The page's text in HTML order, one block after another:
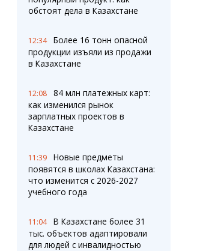
обстоят дела в Казахстане
12:34
Более 16 тонн опасной
продукции изъяли из продажи
в Казахстане
12:08
84 млн платежных карт:
как изменился рынок
зарплатных проектов в
Казахстане
11:39
Новые предметы
появятся в школах Казахстана:
что изменится с 2026-2027
учебного года
11:04
В Казахстане более 31
тыс. объектов адаптировали
для людей с инвалидностью